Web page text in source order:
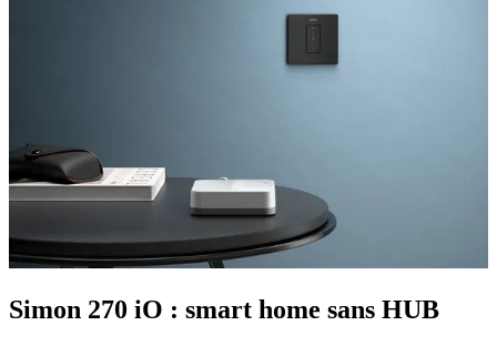
Simon 270 iO : smart home sans HUB